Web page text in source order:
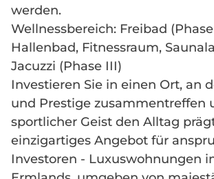
werden.
Wellnessbereich: Freibad
Hallenbad, Fitnessraum,
Jacuzzi (Phase III)
Investieren Sie in einen Ort, an
und Prestige zusammentreffen
sportlicher Geist den Alltag
einzigartiges Angebot für
Investoren - Luxuswohnungen